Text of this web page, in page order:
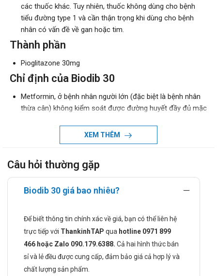
các thuốc khác. Tuy nhiên, thuốc không dùng cho bệnh
tiểu đường type 1 và cần thận trọng khi dùng cho bệnh
nhân có vấn đề về gan hoặc tim.
Thành phần
Pioglitazone 30mg
Chỉ định của Biodib 30
Metformin, ở bệnh nhân người lớn (đặc biệt là bệnh nhân
thừa cân) không kiểm soát được đường huyết đầy đủ mặc
Sulphonylurea, chỉ ở những bệnh nhân người lớn không
dung nạp metformin hoặc chống chỉ định metformin,
dung nạp tối đa liều đơn trị liệu với sulphonylurea.
Metformin và một sulphonylurea, ở bệnh nhân người lớn
(đặc biệt là bệnh nhân thừa cân) không kiểm soát đủ
Chống chỉ định khi dùng Biodib 30
Bệnh nhân mẫn cảm với bất kỳ thành phần nào của thuốc,
kể cả dược chất và tá dược.
Suy tim hoặc tiền sử suy tim (NYHA giai đoạn I đến IV)
Suy gan
XEM THÊM
Câu hỏi thường gặp
Biodib 30 giá bao nhiêu?
Để biết thông tin chính xác về giá, bạn có thể liên hệ
trực tiếp với ThankinhTAP qua hotline 0971 899
466 hoặc Zalo 090.179.6388. Cả hai hình thức bán
sỉ và lẻ đều được cung cấp, đảm bảo giá cả hợp lý và
chất lượng sản phẩm.